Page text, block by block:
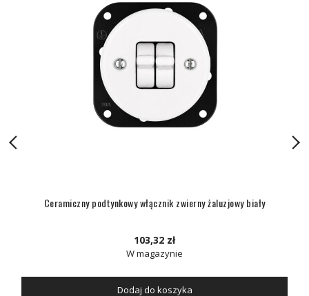
Ceramiczny podtynkowy włącznik zwierny żaluzjowy biały
103,32 zł
W magazynie
Dodaj do koszyka